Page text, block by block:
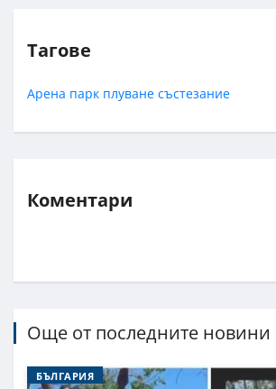
Тагове
Арена парк плуване състезание
Коментари
Още от последните новини
БЪЛГАРИЯ